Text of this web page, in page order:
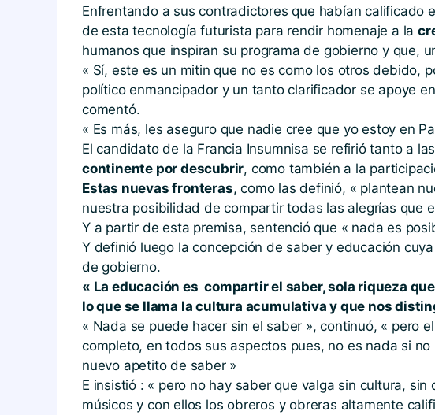
Enfrentando a sus contradictores que habían calificado
de esta tecnología futurista para rendir homenaje a la
humanos que inspiran su programa de gobierno y que,
« Sí, este es un mitin que no es como los otros debido,
político enmancipador y un tanto clarificador se apoye
comentó.
« Es más, les aseguro que nadie cree que yo estoy en
El candidato de la Francia Insumnisa se refirió tanto a
continente por descubrir, como también a la
Estas nuevas fronteras, como las definió, « plantean
nuestra posibilidad de compartir todas las alegrías que
Y a partir de esta premisa, sentenció que « nada es
Y definió luego la concepción de saber y educación
de gobierno.
« La educación es compartir el saber, sola riqueza
lo que se llama la cultura acumulativa y que nos
« Nada se puede hacer sin el saber », continuó, « pero
completo, en todos sus aspectos pues, no es nada si
nuevo apetito de saber »
E insistió : « pero no hay saber que valga sin cultura,
músicos y con ellos los obreros y obreras altamente